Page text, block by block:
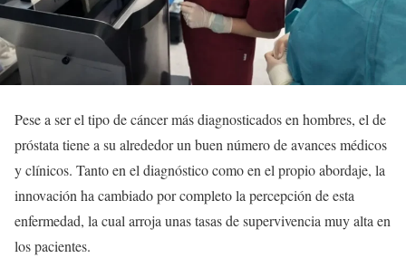
Pese a ser el tipo de cáncer más diagnosticados en hombres, el de
próstata tiene a su alrededor un buen número de avances médicos
y clínicos. Tanto en el diagnóstico como en el propio abordaje, la
innovación ha cambiado por completo la percepción de esta
enfermedad, la cual arroja unas tasas de supervivencia muy alta en
los pacientes.